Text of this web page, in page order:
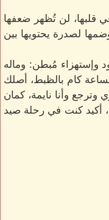
قلبها، لن تُظهر ضعفها
لصدرة يحتويها بين
وإستهزاء مُبطن: وماله
كام بالظبط، أصلك
وترجع وأنا نايمة، كمان
أكيد كنت في رحلة صيد